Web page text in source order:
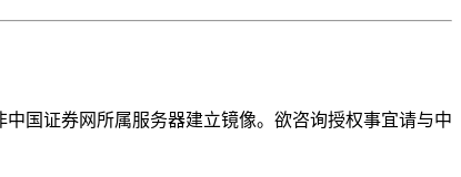
国证券网所属服务器建立镜像。欲咨询授权事宜请与中